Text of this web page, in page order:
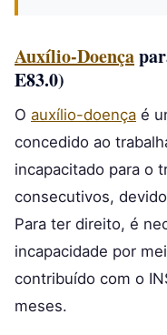
Auxílio-Doença
E83.0)
O auxílio-doença é
concedido ao
incapacitado para o
consecutivos,
Para ter direito, é
incapacidade por
contribuído com o
meses.